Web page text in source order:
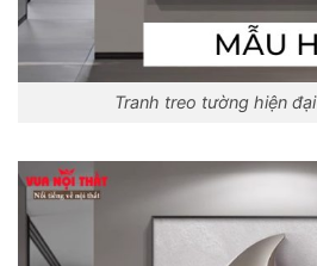
Tranh treo tường hiện